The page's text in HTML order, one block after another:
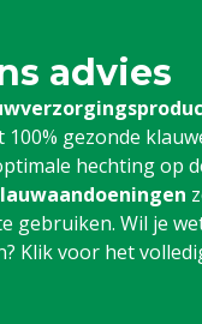
advies
100% gezonde
hechting op
gebruiken. Wil je
Klik voor het